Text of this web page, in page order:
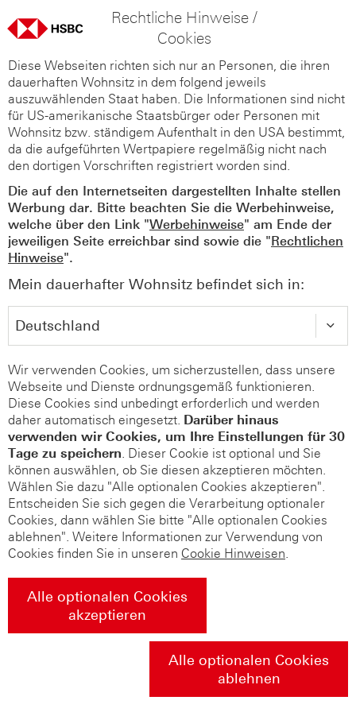
Rechtliche Hinweise /
Cookies
Diese Webseiten richten sich nur an Personen, die ihren
dauerhaften Wohnsitz in dem folgend jeweils
auszuwählenden Staat haben. Die Informationen sind nicht
für US-amerikanische Staatsbürger oder Personen mit
Wohnsitz bzw. ständigem Aufenthalt in den USA bestimmt,
da die aufgeführten Wertpapiere regelmäßig nicht nach
den dortigen Vorschriften registriert worden sind.
Die auf den Internetseiten dargestellten Inhalte stellen
Werbung dar. Bitte beachten Sie die Werbehinweise,
welche über den Link "Werbehinweise" am Ende der
jeweiligen Seite erreichbar sind sowie die "Rechtlichen
Hinweise".
Mein dauerhafter Wohnsitz befindet sich in:
Wir verwenden Cookies, um sicherzustellen, dass unsere
Webseite und Dienste ordnungsgemäß funktionieren.
Diese Cookies sind unbedingt erforderlich und werden
daher automatisch eingesetzt. Darüber hinaus
verwenden wir Cookies, um Ihre Einstellungen für 30
Tage zu speichern. Dieser Cookie ist optional und Sie
können auswählen, ob Sie diesen akzeptieren möchten.
Wählen Sie dazu "Alle optionalen Cookies akzeptieren".
Entscheiden Sie sich gegen die Verarbeitung optionaler
Cookies, dann wählen Sie bitte "Alle optionalen Cookies
ablehnen". Weitere Informationen zur Verwendung von
Cookies finden Sie in unseren Cookie Hinweisen.
Alle optionalen Cookies
akzeptieren
Alle optionalen Cookies
ablehnen